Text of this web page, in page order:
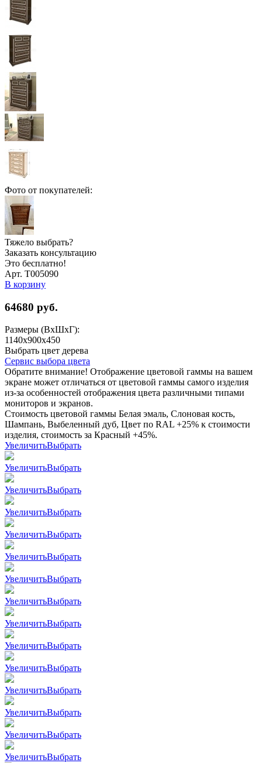
Фото от покупателей:
Тяжело выбрать?
Заказать консультацию
Это бесплатно!
Арт. Т005090
В корзину
64680 руб.
Размеры (ВхШхГ):
1140x900x450
Выбрать цвет дерева
Сервис выбора цвета
Обратите внимание! Отображение цветовой гаммы на вашем
экране может отличаться от цветовой гаммы самого изделия
из-за особенностей отображения цвета различными типами
мониторов и экранов.
Стоимость цветовой гаммы Белая эмаль, Слоновая кость,
Шампань, Выбеленный дуб, Цвет по RAL +25% к стоимости
изделия, стоимость за Красный +45%.
УвеличитьВыбрать
УвеличитьВыбрать
УвеличитьВыбрать
УвеличитьВыбрать
УвеличитьВыбрать
УвеличитьВыбрать
УвеличитьВыбрать
УвеличитьВыбрать
УвеличитьВыбрать
УвеличитьВыбрать
УвеличитьВыбрать
УвеличитьВыбрать
УвеличитьВыбрать
УвеличитьВыбрать
УвеличитьВыбрать